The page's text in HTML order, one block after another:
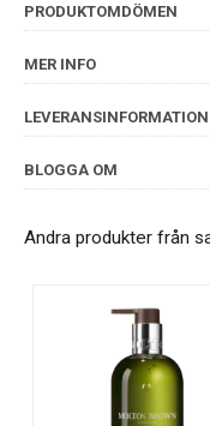
PRODUKTOMDÖMEN
MER INFO
LEVERANSINFORMATION
BLOGGA OM
Andra produkter från